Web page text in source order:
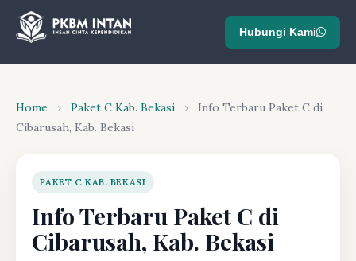
Hubungi Kami
Home › Paket C Kab. Bekasi ›
Info Terbaru Paket C di
Cibarusah, Kab. Bekasi
PAKET C KAB. BEKASI
Info Terbaru Paket C di
Cibarusah, Kab. Bekasi